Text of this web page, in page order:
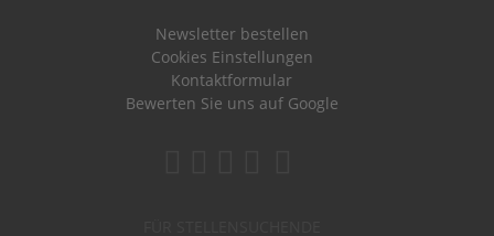
Newsletter bestellen
Cookies Einstellungen
Kontaktformular
Bewerten Sie uns auf Google